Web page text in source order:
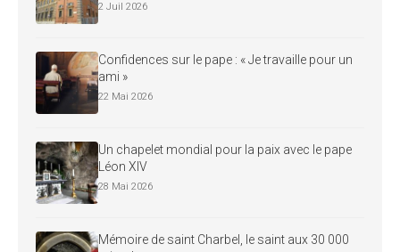
2 Juil 2026
Confidences sur le pape : « Je travaille pour un
ami »
22 Mai 2026
Un chapelet mondial pour la paix avec le pape
Léon XIV
28 Mai 2026
Mémoire de saint Charbel, le saint aux 30 000